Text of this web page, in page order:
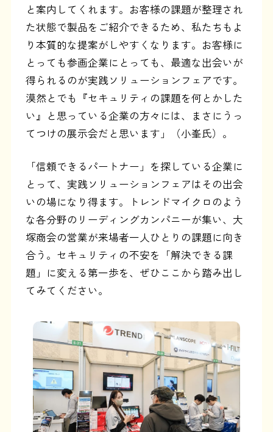
と案内してくれます。お客様の課題が整理され
た状態で製品をご紹介できるため、私たちもよ
り本質的な提案がしやすくなります。お客様に
とっても参画企業にとっても、最適な出会いが
得られるのが実践ソリューションフェアです。
漠然とでも『セキュリティの課題を何とかした
い』と思っている企業の方々には、まさにうっ
てつけの展示会だと思います」（小峯氏）。
「信頼できるパートナー」を探している企業に
とって、実践ソリューションフェアはその出会
いの場になり得ます。トレンドマイクロのよう
な各分野のリーディングカンパニーが集い、大
塚商会の営業が来場者一人ひとりの課題に向き
合う。セキュリティの不安を「解決できる課
題」に変える第一歩を、ぜひここから踏み出し
てみてください。